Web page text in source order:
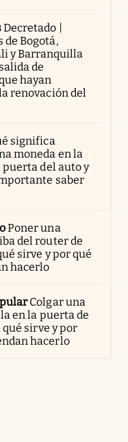
Decretado |
de Bogotá,
y Barranquilla
de
hayan
renovación del
significa
moneda en la
puerta del auto y
saber
Poner una
del router de
sirve y por qué
hacerlo
Colgar una
en la puerta de
qué sirve y por
hacerlo